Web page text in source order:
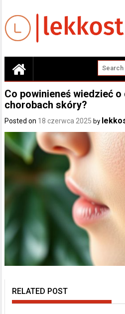
content
Co powinieneś wiedzieć
chorobach skóry?
Posted on 18 czerwca 2025 by
RELATED POST